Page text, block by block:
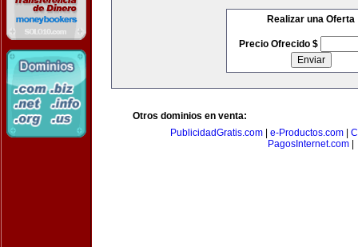
Realizar una Oferta
Precio Ofrecido $
Otros dominios en venta:
PublicidadGratis.com
e-Productos.com
PagosInternet.com